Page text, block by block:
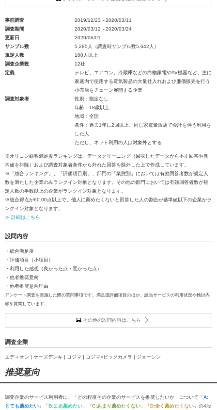
事前調査
2019/12/23～2020/03/11
調査期間
2020/03/12～2020/03/24
更新日
2020/06/01
サンプル数
5,285人（調査時サンプル数5,642人）
規定人数
100人以上
調査企業数
12社
定義
テレビ、エアコン、冷蔵庫などの白物家電やAV機器など、主に
家庭内で使用する電気製品の大量仕入れおよび廉価販売を行う
小売店をチェーン展開する企業
調査対象者
性別：指定なし
年齢：18歳以上
地域：全国
条件：過去1年に2回以上、同じ家電量販店で会計を伴う利用を
した人
ただし、ネット利用の人は対象外とする
※オリコン顧客満足度ランキングは、データクリーニング（回収したデータから不正回答や異
常値を排除）および調査対象者条件から外れた回答を除外した上で作成しています。
※「総合ランキング」、「評価項目別」、部門の「業態別」においては有効回答者数が規定人
数を満たした企業のみランクイン対象となります。その他の部門においては有効回答者数が規
定人数の半数以上の企業がランクイン対象となります。
※総合得点が60.00点以上で、他人に薦めたくないと回答した人の割合が基準値以下の企業がラ
ンクイン対象となります。
≫ 詳細はこちら
設問内容
・総合満足度
・評価項目（小項目）
・利用した感想（良かった点・悪かった点）
・他者推奨意向
・他者推奨意向理由
アンケート調査を実施した際の質問事項です。満足度評価項目のほか、該当サービスの利用状況や検討内
容を質問しています。
その他の設問内容はこちら
調査企業
エディオン | ケーズデンキ | コジマ | コジマ×ビックカメラ | ジョーシン
推奨意向
調査企業のサービス利用者に、「どの程度その企業のサービスを推奨したいか」について「A:
とても薦めたい 」「B:まあ薦めたい 」「C:あまり薦めたくない 」「D:全く薦めたくない 」の4段